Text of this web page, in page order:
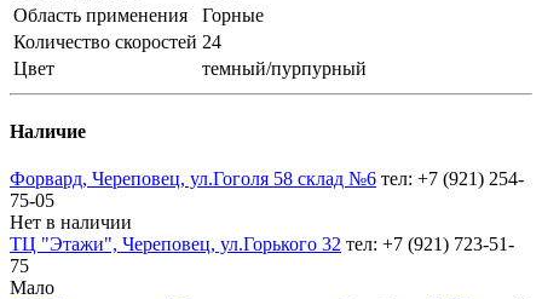
Область применения
Горные
Количество скоростей 24
Цвет
темный/пурпурный
Наличие
Форвард, Череповец, ул.Гоголя 58 склад №6 тел: +7 (921) 254-
75-05
Нет в наличии
ТЦ "Этажи", Череповец, ул.Горького 32 тел: +7 (921) 723-51-
75
Мало